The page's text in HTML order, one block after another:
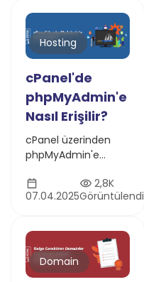
Hosting
cPanel'de
phpMyAdmin'e
Nasıl Erişilir?
cPanel üzerinden
phpMyAdmin'e
erişebileceğinizi
adım adım öğrenin!
07.04.2025
2,8K
Görüntülendi
Domain